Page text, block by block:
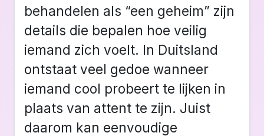
behandelen als “een geheim” zijn
details die bepalen hoe veilig
iemand zich voelt. In Duitsland
ontstaat veel gedoe wanneer
iemand cool probeert te lijken in
plaats van attent te zijn. Juist
daarom kan eenvoudige